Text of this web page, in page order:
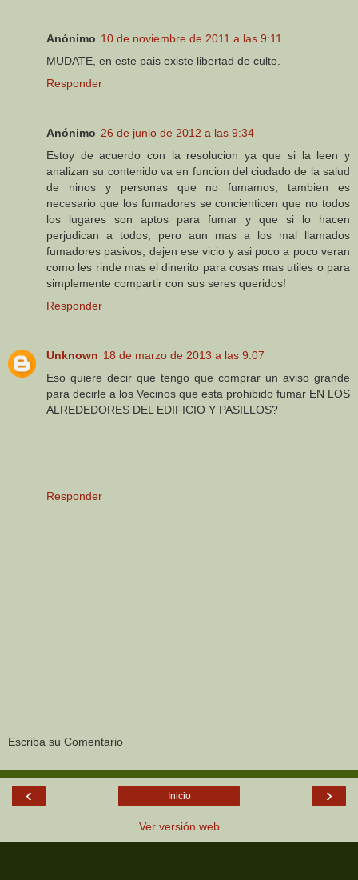
Anónimo 10 de noviembre de 2011 a las 9:11
MUDATE, en este pais existe libertad de culto.
Responder
Anónimo 26 de junio de 2012 a las 9:34
Estoy de acuerdo con la resolucion ya que si la leen y
analizan su contenido va en funcion del ciudado de la salud
de ninos y personas que no fumamos, tambien es
necesario que los fumadores se concienticen que no todos
los lugares son aptos para fumar y que si lo hacen
perjudican a todos, pero aun mas a los mal llamados
fumadores pasivos, dejen ese vicio y asi poco a poco veran
como les rinde mas el dinerito para cosas mas utiles o para
simplemente compartir con sus seres queridos!
Responder
Unknown 18 de marzo de 2013 a las 9:07
Eso quiere decir que tengo que comprar un aviso grande
para decirle a los Vecinos que esta prohibido fumar EN LOS
ALREDEDORES DEL EDIFICIO Y PASILLOS?
Responder
Escriba su Comentario
‹ ›
Inicio
Ver versión web